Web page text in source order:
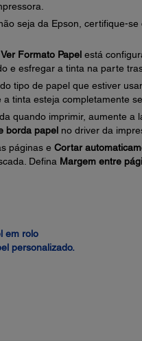
seja da Epson, certifique-
Ver Formato Papelestá
e esfregar a tinta na parte
tipo de papel que estiver
tinta esteja completamente
quando imprimir, aumente a
borda papelno driver da
páginas e Cortar
Defina Margem entre
em rolo
personalizado.